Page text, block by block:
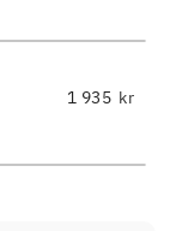
kr